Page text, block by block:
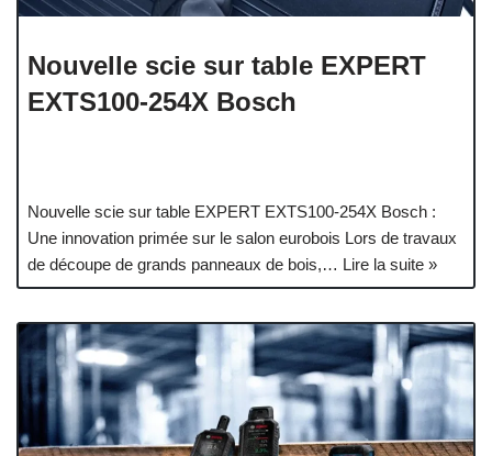
Nouvelle scie sur table EXPERT
EXTS100-254X Bosch
Nouvelle scie sur table EXPERT EXTS100-254X Bosch :
Une innovation primée sur le salon eurobois Lors de travaux
de découpe de grands panneaux de bois,… Lire la suite »